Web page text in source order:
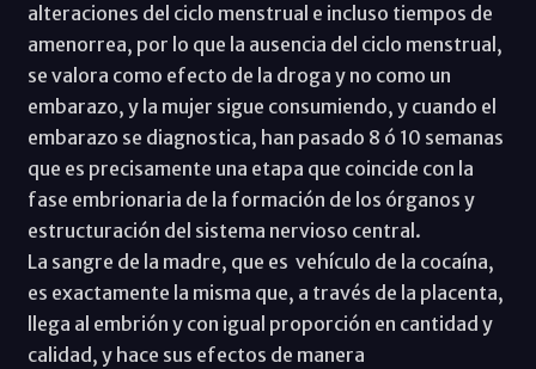
alteraciones del ciclo menstrual e incluso tiempos de
amenorrea, por lo que la ausencia del ciclo menstrual,
se valora como efecto de la droga y no como un
embarazo, y la mujer sigue consumiendo, y cuando el
embarazo se diagnostica, han pasado 8 ó 10 semanas
que es precisamente una etapa que coincide con la
fase embrionaria de la formación de los órganos y
estructuración del sistema nervioso central.
La sangre de la madre, que es vehículo de la cocaína,
es exactamente la misma que, a través de la placenta,
llega al embrión y con igual proporción en cantidad y
calidad, y hace sus efectos de manera